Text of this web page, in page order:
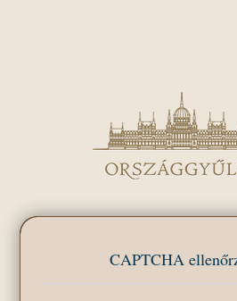
CAPTCHA